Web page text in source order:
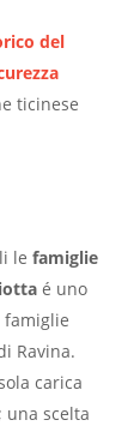
del
ticinese
le famiglie
é uno
famiglie
Ravina.
carica
una scelta